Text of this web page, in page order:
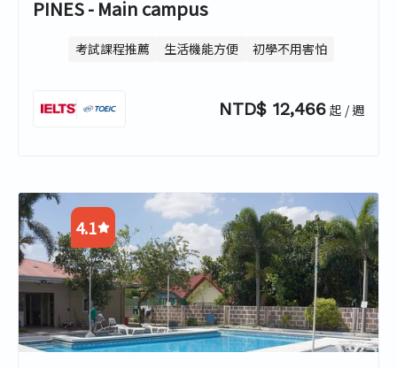
PINES - Main campus
考試課程推薦 生活機能方便 初學不用害怕
NTD$ 12,466 起 / 週
4.1
4.5
3.5
4.7
3.8